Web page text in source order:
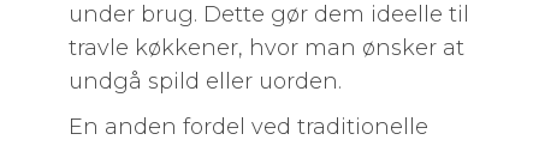
under brug. Dette gør dem ideelle til
travle køkkener, hvor man ønsker at
undgå spild eller uorden.
En anden fordel ved traditionelle